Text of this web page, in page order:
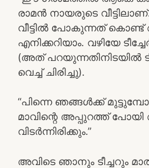
രാമൻ നായരുടെ
വീട്ടിൽ പോകുന്നത്
എനിക്കറിയാം. വഴിയേ
(അത് പറയുന്നതിനിടയിൽ
വെച്ച് ചിരിച്ചു).
“പിന്നെ ഞങ്ങൾക്ക്
മാവിന്റെ അപ്പുറത്ത്
വിടർന്നിരിക്കും.”
അവിടെ ഞാനും ടീച്ചറും